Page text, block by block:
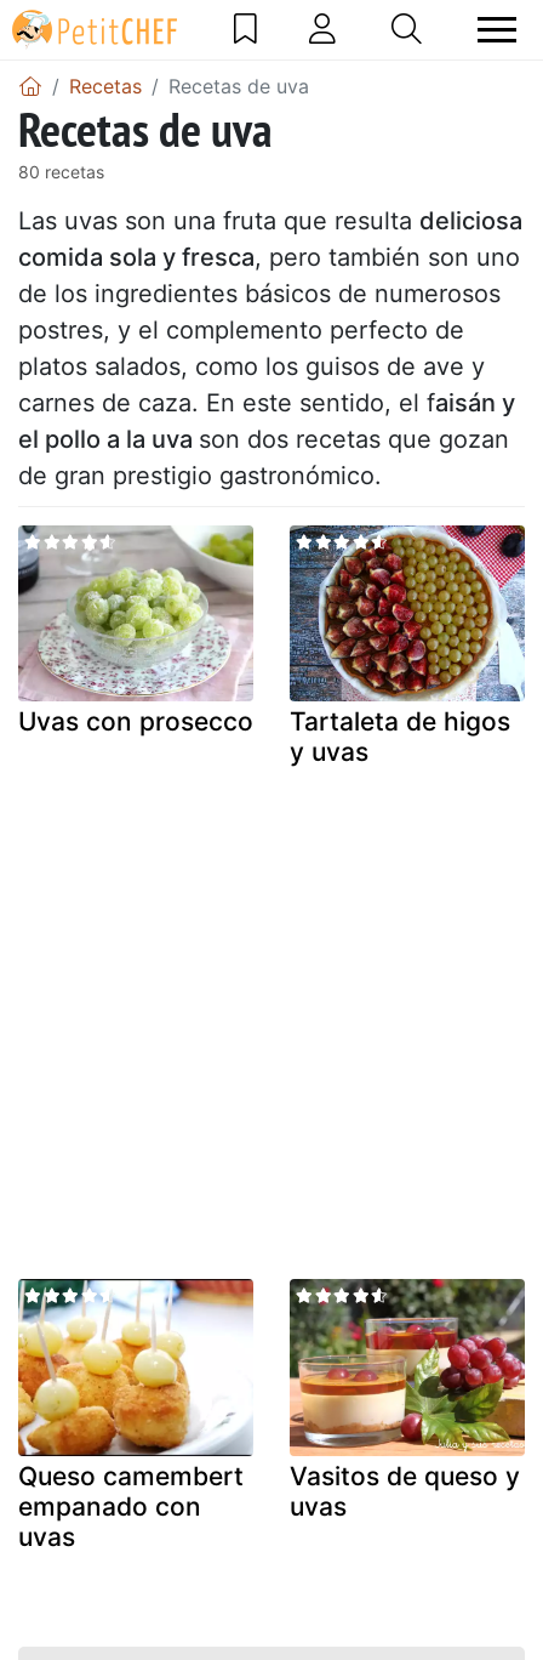
Recetas Recetas de uva
Recetas de uva
80 recetas
Las uvas son una fruta que resulta deliciosa
comida sola y fresca, pero también son uno
de los ingredientes básicos de numerosos
postres, y el complemento perfecto de
platos salados, como los guisos de ave y
carnes de caza. En este sentido, el faisán y
el pollo a la uva son dos recetas que gozan
de gran prestigio gastronómico.
Uvas con prosecco
Tartaleta de higos
y uvas
Queso camembert
empanado con
uvas
Vasitos de queso y
uvas